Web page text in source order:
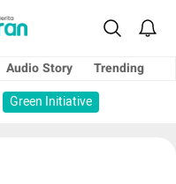
Audio Story
Trending
Green Initiative